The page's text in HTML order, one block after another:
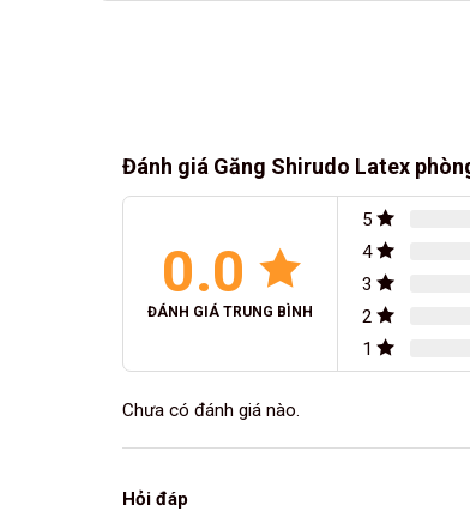
Đánh giá Găng Shirudo Latex
0.0
ĐÁNH GIÁ TRUNG BÌNH
5
4
3
2
1
Chưa có đánh giá nào.
Hỏi đáp